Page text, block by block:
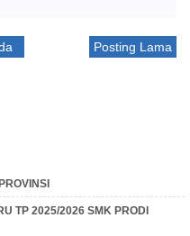
Posting Lama
TP 2025/2026 SMK PRODI